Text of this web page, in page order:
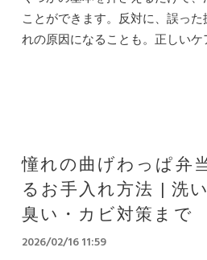
ことができます。反対に、誤っ
れの原因になることも。正しいケ
憧れの曲げわっぱ弁
るお手入れ方法 | 洗
臭い・カビ対策まで
2026/02/16 11:59